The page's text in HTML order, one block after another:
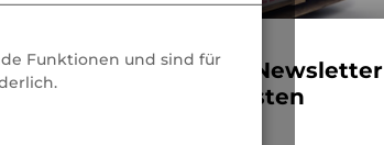
Der tägliche Newsletter
mit der höchsten
Funktionen und sind für